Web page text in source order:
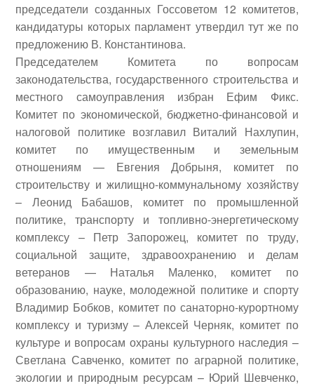
председатели созданных Госсоветом 12 комитетов,
кандидатуры которых парламент утвердил тут же по
предложению В. Константинова.
Председателем Комитета по вопросам
законодательства, государственного строительства и
местного самоуправления избран Ефим Фикс.
Комитет по экономической, бюджетно-финансовой и
налоговой политике возглавил Виталий Нахлупин,
комитет по имущественным и земельным
отношениям — Евгения Добрыня, комитет по
строительству и жилищно-коммунальному хозяйству
– Леонид Бабашов, комитет по промышленной
политике, транспорту и топливно-энергетическому
комплексу – Петр Запорожец, комитет по труду,
социальной защите, здравоохранению и делам
ветеранов — Наталья Маленко, комитет по
образованию, науке, молодежной политике и спорту
Владимир Бобков, комитет по санаторно-курортному
комплексу и туризму – Алексей Черняк, комитет по
культуре и вопросам охраны культурного наследия –
Светлана Савченко, комитет по аграрной политике,
экологии и природным ресурсам – Юрий Шевченко,